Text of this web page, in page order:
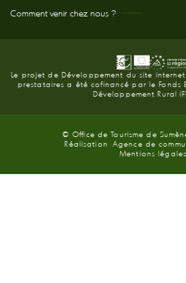
Comment venir chez nous ?
Le projet de Développement du site
prestataires a été cofinancé par le Fonds
Développement Rural
© Office de Tourisme de
RéalisationAgence de
Mentions légales